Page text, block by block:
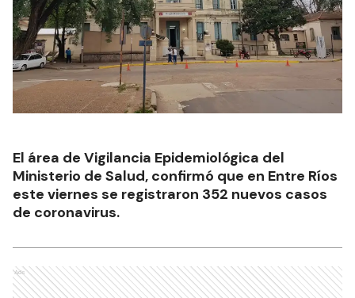
El área de Vigilancia Epidemiológica del
Ministerio de Salud, confirmó que en Entre Ríos
este viernes se registraron 352 nuevos casos
de coronavirus.
Ads